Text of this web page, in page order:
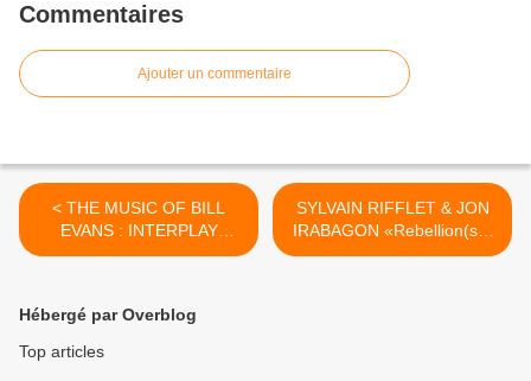
Commentaires
Ajouter un commentaire
< THE MUSIC OF BILL
EVANS : INTERPLAY
DIEGO IMBERT/ALAIN-
SYLVAIN RIFFLET & JON
IRABAGON «Rebellion(s)»
>
Hébergé par Overblog
Top articles